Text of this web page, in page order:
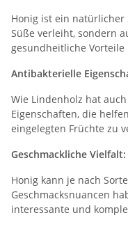
Honig ist ein
Süße verleiht, sondern
gesundheitliche Vorteile
Antibakterielle
Wie Lindenholz hat
Eigenschaften, die
eingelegten Früchte zu
Geschmackliche Vielfalt:
Honig kann je nach
Geschmacksnuancen
interessante und